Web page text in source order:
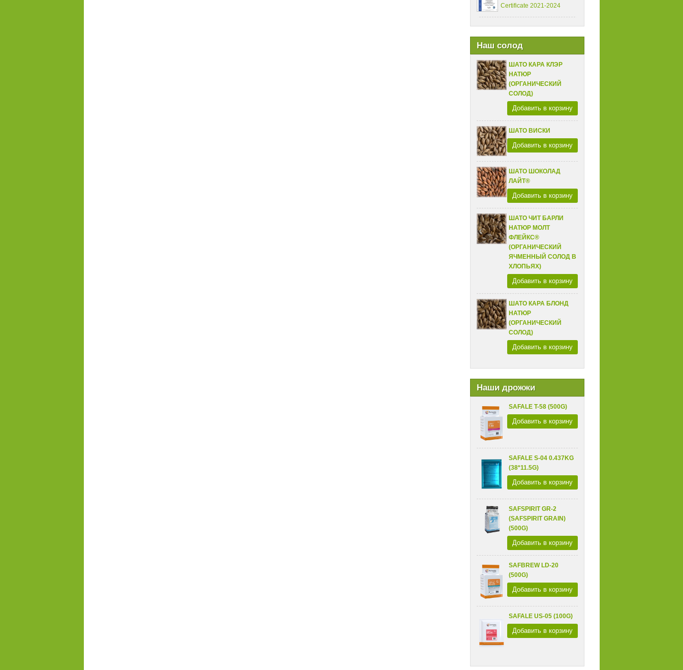
Certificate 2021-2024
Наш солод
ШАТО КАРА КЛЭР
НАТЮР
(ОРГАНИЧЕСКИЙ
СОЛОД)
Добавить в корзину
ШАТО ВИСКИ
Добавить в корзину
ШАТО ШОКОЛАД
ЛАЙТ®
Добавить в корзину
ШАТО ЧИТ БАРЛИ
НАТЮР МОЛТ
ФЛЕЙКС®
(ОРГАНИЧЕСКИЙ
ЯЧМЕННЫЙ СОЛОД В
ХЛОПЬЯХ)
Добавить в корзину
ШАТО КАРА БЛОНД
НАТЮР
(ОРГАНИЧЕСКИЙ
СОЛОД)
Добавить в корзину
Наши дрожжи
SAFALE T-58 (500G)
Добавить в корзину
SAFALE S-04 0.437KG
(38*11.5G)
Добавить в корзину
SAFSPIRIT GR-2
(SAFSPIRIT GRAIN)
(500G)
Добавить в корзину
SAFBREW LD-20
(500G)
Добавить в корзину
SAFALE US-05 (100G)
Добавить в корзину